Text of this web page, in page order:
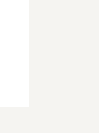
マルシェの想い
の・NEWS
ガイド